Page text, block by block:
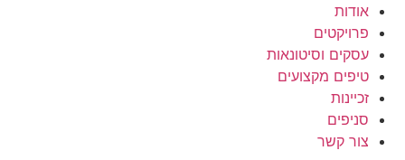
לתוכן
אודות
פרויקטים
עסקים וסיטונאות
טיפים מקצועים
זכיינות
סניפים
צור קשר